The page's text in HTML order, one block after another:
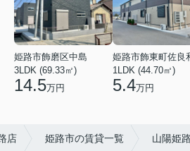
姫路市飾磨区中島
3LDK (69.33㎡)
14.5万円
姫路市飾東町佐良
1LDK (44.70㎡)
5.4万円
店 姫路市の賃貸一覧 山陽姫